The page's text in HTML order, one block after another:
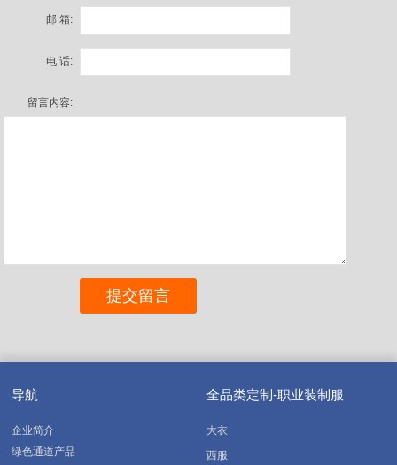
邮 箱:
电 话:
留言内容:
导航
企业简介
绿色通道产品
全品类定制-职业装制服
大衣
西服